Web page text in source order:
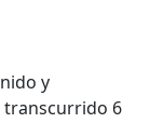
y
transcurrido 6